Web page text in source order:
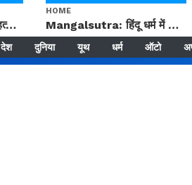
मनीषा हत्याकांड: हत्या, आत्महत्या या कोई बड़ा राज? | Full Story | Josh Haryana
HOME
Mangalsutra: हिंदू धर्म में शादी के बाद मंगलसूत्र क्यों पहनती है महिलाएं, किसने शुरु की ये परंपरा
देश दुनिया यूथ धर्म ऑटो